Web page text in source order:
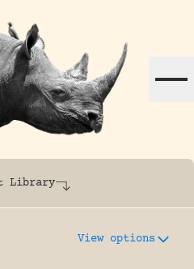
rhinoceros
Library
View options